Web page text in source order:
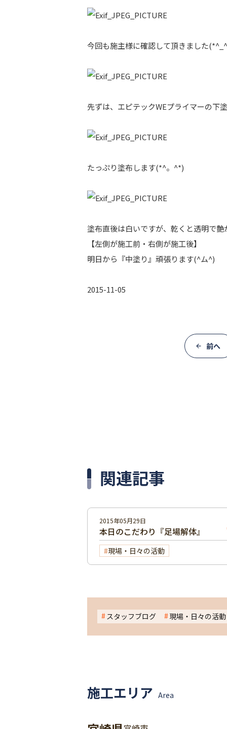
今回も施主様に確認して頂きました
先ずは、エピテックWEプライマーの下塗
たっぷり塗布します(*^。^*)
塗布直後は白いですが、乾くと透明で艶
【左側が施工前・右側が施工後】
明日から『中塗り』頑張ります(^ム^)
2015-11-05
前へ
関連記事
2015年05月29日
本日のこだわり『足場解体』
現場・日々の活動
スタッフブログ 現場・日々の活動
施工エリア Area